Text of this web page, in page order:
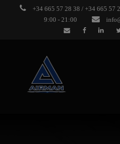
+34 665 57 28 38 / +34 665 57
9:00 - 21:00